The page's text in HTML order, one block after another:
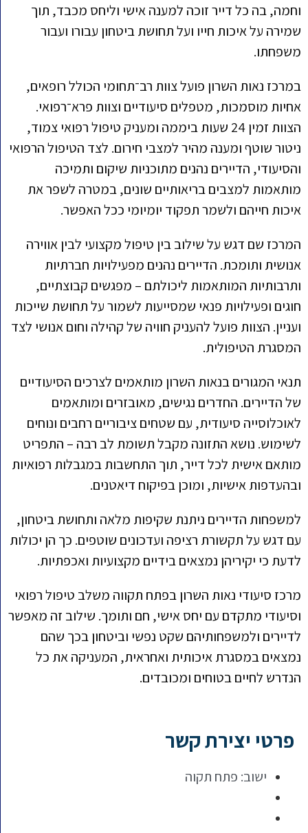
וחמה, בה כל דייר זוכה למענה אישי וליחס מכבד, תוך
שמירה על איכות חייו ועל תחושת ביטחון עבורו ועבור
משפחתו.
במרכז נאות השרון פועל צוות רב־תחומי הכולל רופאים,
אחיות מוסמכות, מטפלים סיעודיים וצוות פרא־רפואי.
הצוות זמין 24 שעות ביממה ומעניק טיפול רפואי צמוד,
ניטור שוטף ומענה מהיר למצבי חירום. לצד הטיפול הרפואי
והסיעודי, הדיירים נהנים מתוכניות שיקום ותמיכה
מותאמות למצבים בריאותיים שונים, במטרה לשפר את
איכות חייהם ולשמר תפקוד יומיומי ככל האפשר.
המרכז שם דגש על שילוב בין טיפול מקצועי לבין אווירה
אנושית ותומכת. הדיירים נהנים מפעילויות חברתיות
ותרבותיות המותאמות ליכולתם – מפגשים קבוצתיים,
חוגים ופעילויות פנאי שמסייעות לשמור על תחושת שייכות
ועניין. הצוות פועל להעניק חוויה של קהילה וחום אנושי לצד
המסגרת הטיפולית.
תנאי המגורים בנאות השרון מותאמים לצרכים הסיעודיים
של הדיירים. החדרים נגישים, מאובזרים ומותאמים
לאוכלוסייה סיעודית, עם שטחים ציבוריים רחבים ונוחים
לשימוש. נושא התזונה מקבל תשומת לב רבה – התפריט
מותאם אישית לכל דייר, תוך התחשבות במגבלות רפואיות
ובהעדפות אישיות, ומוכן בפיקוח דיאטנים.
למשפחות הדיירים ניתנת שקיפות מלאה ותחושת ביטחון,
עם דגש על תקשורת רציפה ועדכונים שוטפים. כך הן יכולות
לדעת כי יקיריהן נמצאים בידיים מקצועיות ואכפתיות.
מרכז סיעודי נאות השרון בפתח תקווה משלב טיפול רפואי
וסיעודי מתקדם עם יחס אישי, חם ותומך. שילוב זה מאפשר
לדיירים ולמשפחותיהם שקט נפשי וביטחון בכך שהם
נמצאים במסגרת איכותית ואחראית, המעניקה את כל
הנדרש לחיים בטוחים ומכובדים.
פרטי יצירת קשר
ישוב: פתח תקוה